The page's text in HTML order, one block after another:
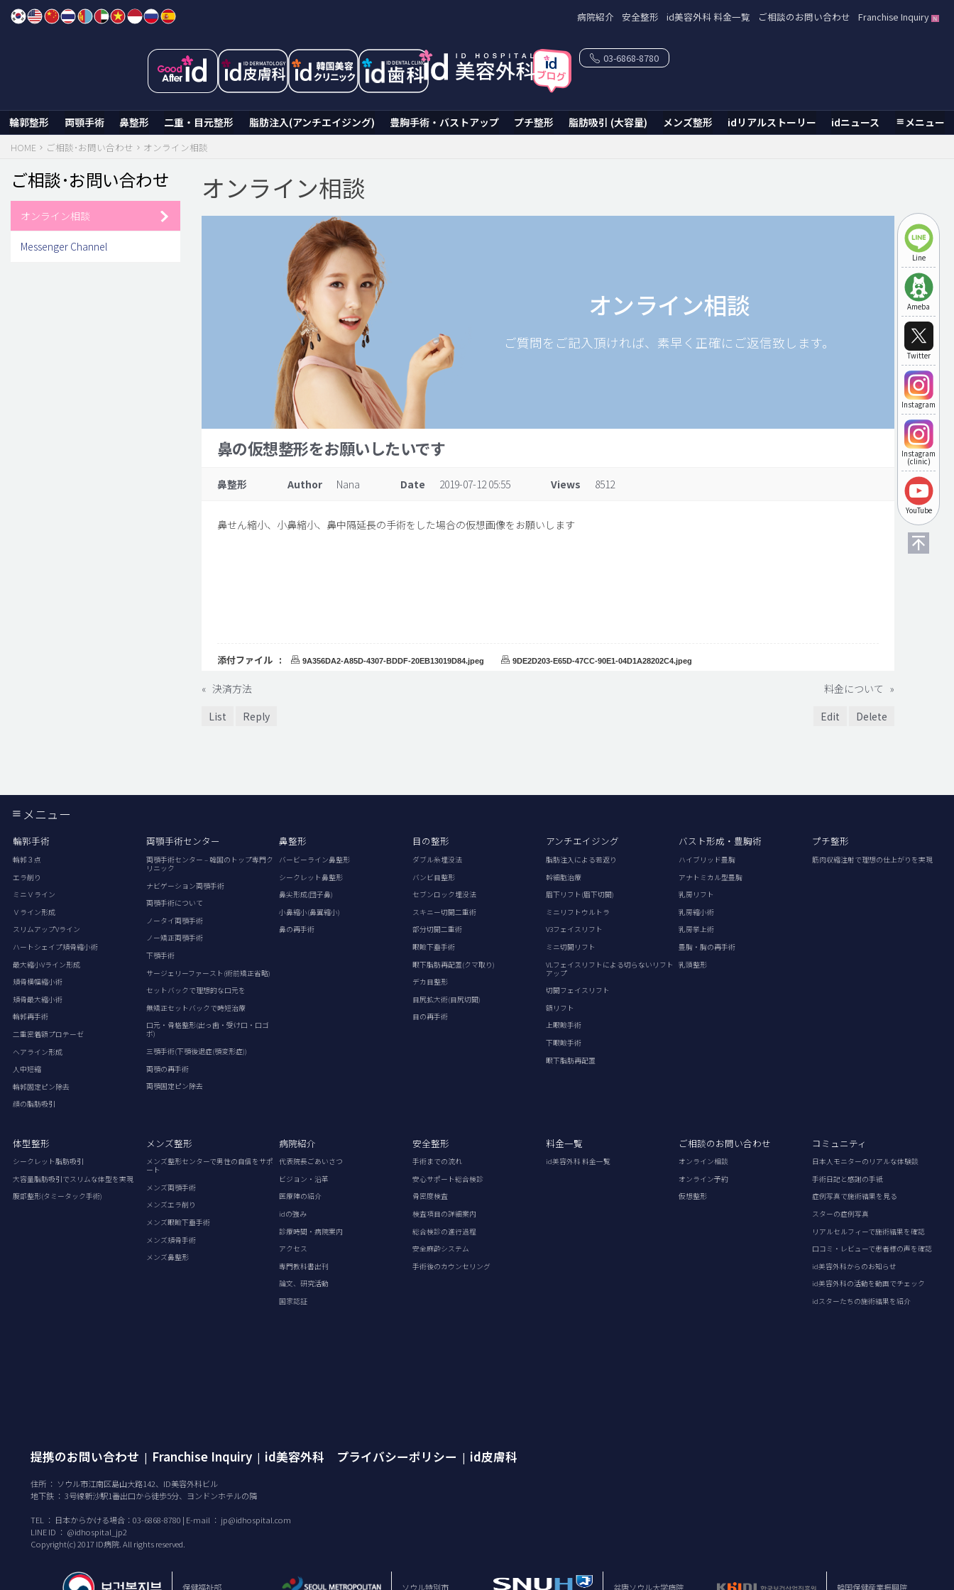
Skip
病院紹介 安全整形 id美容外科 料金一覧 ご相談のお問い合わせ Franchise Inquiry
輪郭整形 両顎手術 鼻整形 二重・目元整形 脂肪注入(アンチエイジング) 豊胸手術・バストアップ プチ整形 脂肪吸引 (大容量) メンズ整形 idリアルストーリー idニュース メニュー
03-6868-8780
Line
Ameba
Twitter
Instagram
Instagram
(clinic)
YouTube
HOME ご相談･お問い合わせ オンライン相談
オンライン相談
オンライン相談
ご質問をご記入頂ければ、素早く正確にご返信致します。
鼻の仮想整形をお願いしたいです
鼻整形 Author Nana Date 2019-07-12 05:55 Views 8512
鼻せん縮小、小鼻縮小、鼻中隔延長の手術をした場合の仮想画像をお願いします
添付ファイル : 9A356DA2-A85D-4307-BDDF-20EB13019D84.jpeg 9DE2D203-E65D-47CC-90E1-04D1A28202C4.jpeg
« 決済方法 料金について »
List
Reply Edit Delete
ご相談･お問い合わせ
オンライン相談
Messenger Channel
メニュー
輪郭手術
輪郭３点
エラ削り
ミニＶライン
Ｖライン形成
スリムアップVライン
ハートシェイプ頬骨縮小術
最大縮小Vライン形成
頬骨横幅縮小術
頬骨最大縮小術
輪郭再手術
二重密着額プロテーゼ
ヘアライン形成
人中短縮
輪郭固定ピン除去
顔の脂肪吸引
両顎手術センター
両顎手術センター – 韓国のトップ専門ク
リニック
ナビゲーション両顎手術
両顎手術について
ノータイ両顎手術
ノー矯正両顎手術
下顎手術
サージェリーファースト(術前矯正省略)
セットバックで理想的な口元を
無矯正セットバックで時短治療
口元・骨格整形(出っ歯・受け口・口ゴ
ボ)
三顎手術(下顎後退症(顎変形症))
両顎の再手術
両顎固定ピン除去
鼻整形
バービーライン鼻整形
シークレット鼻整形
鼻尖形成(団子鼻)
小鼻縮小(鼻翼縮小)
鼻の再手術
目の整形
ダブル糸埋没法
バンビ目整形
セブンロック埋没法
スキニー切開二重術
部分切開二重術
眼瞼下垂手術
眼下脂肪再配置(クマ取り)
デカ目整形
目尻拡大術(目尻切開)
目の再手術
アンチエイジング
脂肪注入による若返り
幹細胞治療
眉下リフト(眉下切開)
ミニリフトウルトラ
V3フェイスリフト
ミニ切開リフト
VLフェイスリフトによる切らないリフト
アップ
切開フェイスリフト
額リフト
上眼瞼手術
下眼瞼手術
眼下脂肪再配置
バスト形成・豊胸術
ハイブリッド豊胸
アナトミカル型豊胸
乳房リフト
乳房縮小術
乳房挙上術
豊胸・胸の再手術
乳頭整形
プチ整形
筋肉収縮注射で理想の仕上がりを実現
体型整形
シークレット脂肪吸引
大容量脂肪吸引でスリムな体型を実現
腹部整形(タミータック手術)
メンズ整形
メンズ整形センターで男性の自信をサポ
ート
メンズ両顎手術
メンズエラ削り
メンズ眼瞼下垂手術
メンズ頬骨手術
メンズ鼻整形
病院紹介
代表院長ごあいさつ
ビジョン・沿革
医療陣の紹介
idの強み
診療時間・病院案内
アクセス
専門教科書出刊
論文、研究活動
国家認証
安全整形
手術までの流れ
安心サポート総合検診
骨密度検査
検査項目の詳細案内
総合検診の進行過程
安全麻酔システム
手術後のカウンセリング
料金一覧
id美容外科 料金一覧
ご相談のお問い合わせ
オンライン相談
オンライン予約
仮想整形
コミュニティ
日本人モニターのリアルな体験談
手術日記と感謝の手紙
症例写真で施術結果を見る
スターの症例写真
リアルセルフィーで施術結果を確認
口コミ・レビューで患者様の声を確認
id美容外科からのお知らせ
id美容外科の活動を動画でチェック
idスターたちの施術結果を紹介
提携のお問い合わせ | Franchise Inquiry | id美容外科 プライバシーポリシー | id皮膚科
住所 ： ソウル市江南区島山大路142、ID美容外科ビル
地下鉄 ： 3号線新沙駅1番出口から徒歩5分、ヨンドンホテルの隣
TEL ： 日本からかける場合：03-6868-8780 | E-mail ： jp@idhospital.com
LINE ID ： @idhospital_jp2
Copyright(c) 2017 ID病院. All rights reserved.
保健福祉部 ソウル特別市 盆唐ソウル大学病院 韓国保健産業振興院